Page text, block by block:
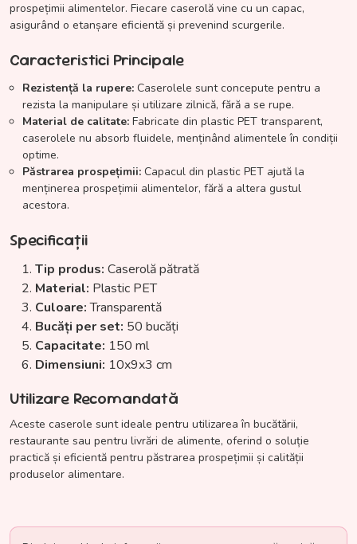
prospețimii alimentelor. Fiecare caserolă vine cu un capac,
asigurând o etanșare eficientă și prevenind scurgerile.
Caracteristici Principale
Rezistență la rupere: Caserolele sunt concepute pentru a
rezista la manipulare și utilizare zilnică, fără a se rupe.
Material de calitate: Fabricate din plastic PET transparent,
caserolele nu absorb fluidele, menținând alimentele în condiții
optime.
Păstrarea prospețimii: Capacul din plastic PET ajută la
menținerea prospețimii alimentelor, fără a altera gustul
acestora.
Specificații
Tip produs: Caserolă pătrată
Material: Plastic PET
Culoare:Transparentă
Bucăți per set: 50 bucăți
Capacitate: 150 ml
Dimensiuni: 10x9x3 cm
Utilizare Recomandată
Aceste caserole sunt ideale pentru utilizarea în bucătării,
restaurante sau pentru livrări de alimente, oferind o soluție
practică și eficientă pentru păstrarea prospețimii și calității
produselor alimentare.